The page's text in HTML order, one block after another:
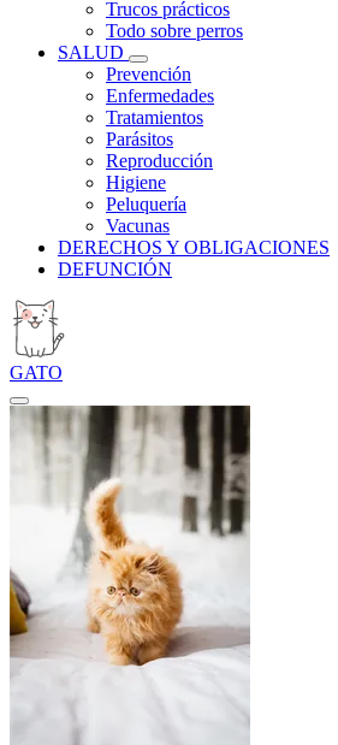
Trucos prácticos
Todo sobre perros
SALUD
Prevención
Enfermedades
Tratamientos
Parásitos
Reproducción
Higiene
Peluquería
Vacunas
DERECHOS Y OBLIGACIONES
DEFUNCIÓN
GATO